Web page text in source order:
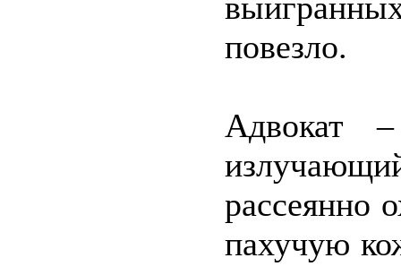
повезло.
Адвокат
рассеянно
пахучую